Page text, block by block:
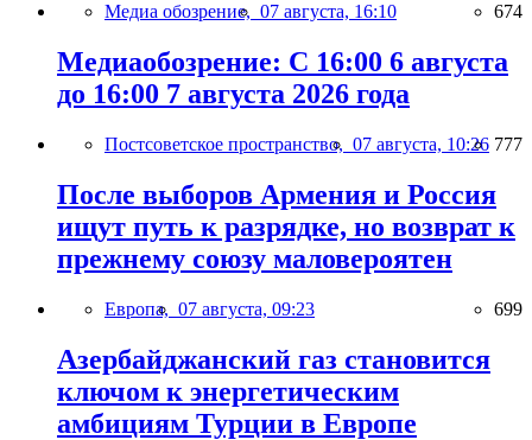
Медиа обозрение, 07 августа, 16:10 674
Медиаобозрение: С 16:00 6 августа
до 16:00 7 августа 2026 года
Постсоветское пространство, 07 августа, 10:26 777
После выборов Армения и Россия
ищут путь к разрядке, но возврат к
прежнему союзу маловероятен
Европа, 07 августа, 09:23 699
Азербайджанский газ становится
ключом к энергетическим
амбициям Турции в Европе